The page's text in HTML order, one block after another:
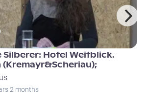
Silberer: Hotel Weitblick.
(Kremayr&Scheriau);
2 months